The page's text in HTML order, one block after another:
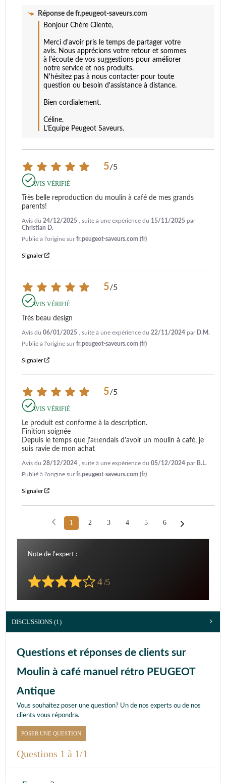
Réponse de fr.peugeot-saveurs.com
Bonjour Chère Cliente,
Merci d'avoir pris le temps de partager votre
avis. Nous apprécions votre retour et sommes
à l'écoute de vos suggestions pour améliorer
notre service et nos produits.
N'hésitez pas à nous contacter pour toute
question ou besoin d'assistance à distance.
Bien cordialement.
Céline.
L’Equipe Peugeot Saveurs.
5/5
AVIS VÉRIFIÉ
Très belle reproduction du moulin à café de mes grands
parents!
Avis du 24/12/2025 , suite à une expérience du 15/11/2025 par
Christian D.
Publié à l'origine surfr.peugeot-saveurs.com (fr)
Signaler
5/5
AVIS VÉRIFIÉ
Très beau design
Avis du 06/01/2025 , suite à une expérience du 22/11/2024 par D.M.
Publié à l'origine surfr.peugeot-saveurs.com (fr)
Signaler
5/5
AVIS VÉRIFIÉ
Le produit est conforme à la description.
Finition soignée
Depuis le temps que j'attendais d'avoir un moulin à café, je
suis ravie de mon achat
Avis du 28/12/2024 , suite à une expérience du 05/12/2024 par B.L.
Publié à l'origine surfr.peugeot-saveurs.com (fr)
Signaler
1 2 3 4 5 6
Note de l'expert :
4/5
DISCUSSIONS (1)
Questions et réponses de clients sur
Moulin à café manuel rétro PEUGEOT
Antique
Vous souhaitez poser une question? Un de nos experts ou de nos
clients vous répondra.
POSER UNE QUESTION
Questions 1 à 1/1